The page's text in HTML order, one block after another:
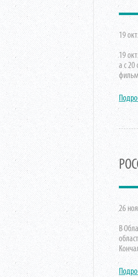
19
19
а с
26
В